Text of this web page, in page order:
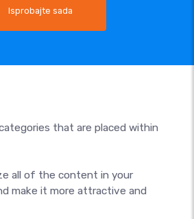
Isprobajte sada
that are placed within
all of the content in your
make it more attractive and